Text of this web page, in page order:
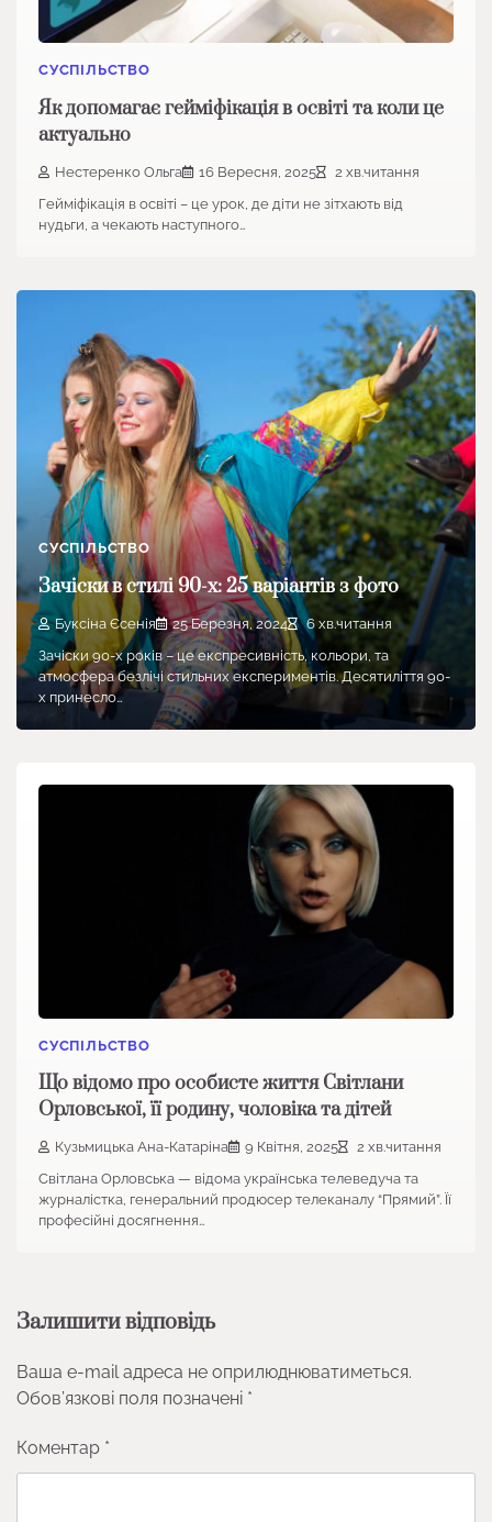
СУСПІЛЬСТВО
Як допомагає гейміфікація в освіті та коли це
актуально
Нестеренко Ольга 16 Вересня, 2025
2 хв.читання
Гейміфікація в освіті – це урок, де діти не зітхають від
нудьги, а чекають наступного…
СУСПІЛЬСТВО
Зачіски в стилі 90-х: 25 варіантів з фото
Буксіна Єсенія 25 Березня, 2024
6 хв.читання
Зачіски 90-х років – це експресивність, кольори, та
атмосфера безлічі стильних експериментів. Десятиліття 90-
х принесло…
СУСПІЛЬСТВО
Що відомо про особисте життя Світлани
Орловської, її родину, чоловіка та дітей
Кузьмицька Ана-Катаріна 9 Квітня, 2025
2 хв.читання
Світлана Орловська — відома українська телеведуча та
журналістка, генеральний продюсер телеканалу “Прямий”. Її
професійні досягнення…
Залишити відповідь
Ваша e-mail адреса не оприлюднюватиметься.
Обов’язкові поля позначені *
Коментар *